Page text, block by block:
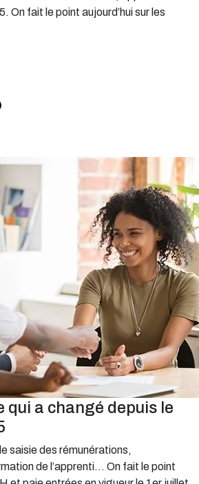
On fait le point aujourd’hui sur les
qui a changé depuis le
saisie des rémunérations,
de l’apprenti… On fait le point